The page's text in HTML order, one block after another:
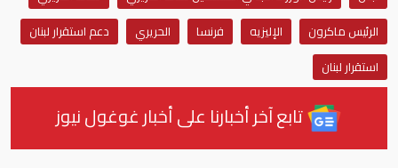
الرئيس ماكرون
الإليزيه فرنسا الحريري
دعم استقرار لبنان
استقرار لبنان
تابع آخر أخبارنا على أخبار غوغول نيوز